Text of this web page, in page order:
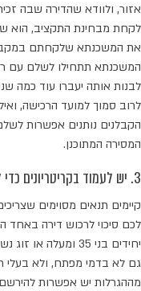
אזור, ולוודא שהדירה שבה
לקחת מבחינת התקציב, הוא
את המשכנתא שלקחתם
המשכנתא תתחילו לשלם עם
לבנות אותה יעברו עוד כמה
לרוב סמוך למועד הרכישה,
המסירה המתוכנן.
3. יש לעמוד בקריטריונים כדי להירשם
קיימים תנאים מסוימים
לכם סיכוי לרכוש דירה באחד
יחידים בני 35
גם לא בדמי מפתח, ולא
מההגרלות יש אפשרות